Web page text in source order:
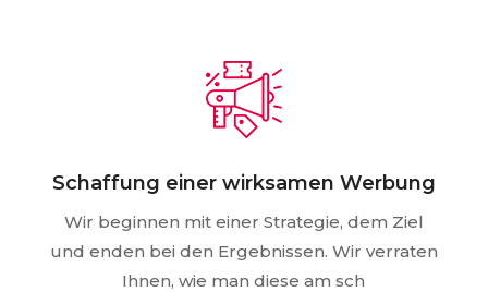
Schaffung einer wirksamen Werbung
Wir beginnen mit einer Strategie, dem Ziel
und enden bei den Ergebnissen. Wir verraten
Ihnen, wie man diese am sch